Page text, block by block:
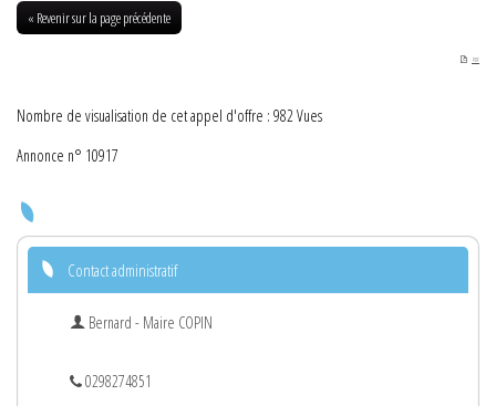
« Revenir sur la page précédente
PDF
Nombre de visualisation de cet appel d'offre : 982 Vues
Annonce n° 10917
Contact administratif
Bernard - Maire COPIN
0298274851